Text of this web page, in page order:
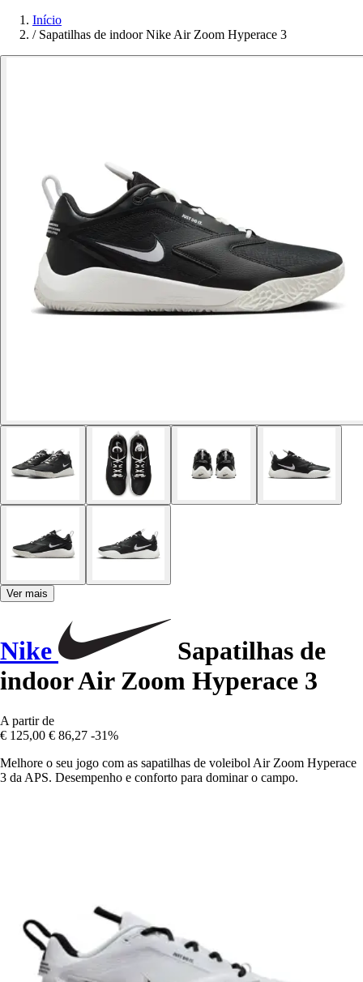
Início
/ Sapatilhas de indoor Nike Air Zoom Hyperace 3
Ver mais
Nike
Sapatilhas de
indoor Air Zoom Hyperace 3
A partir de
€ 125,00 € 86,27 -31%
Melhore o seu jogo com as sapatilhas de voleibol Air Zoom Hyperace
3 da APS. Desempenho e conforto para dominar o campo.